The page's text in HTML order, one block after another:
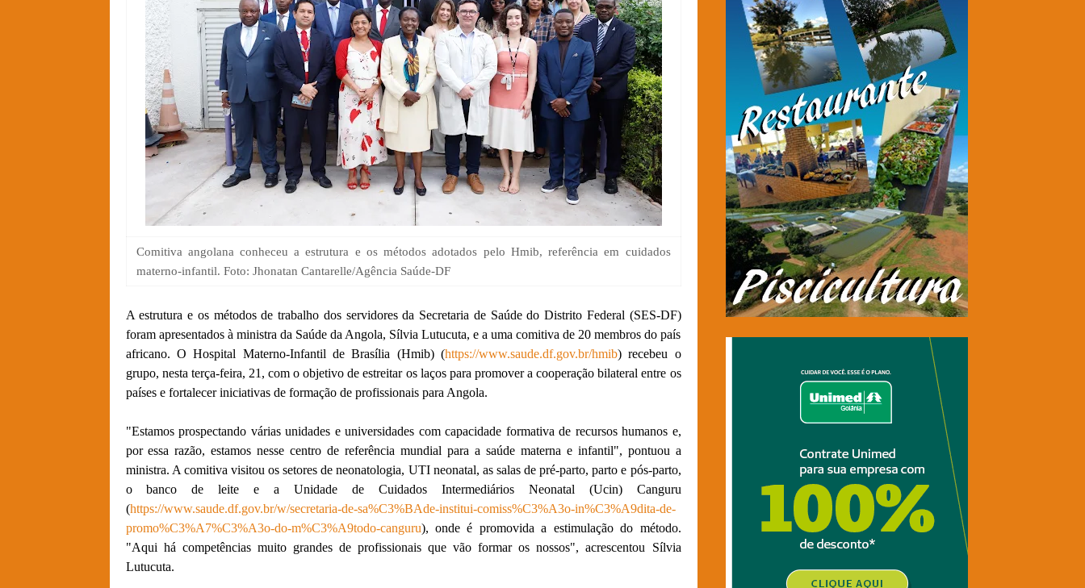
Comitiva angolana conheceu a estrutura e os métodos adotados pelo Hmib, referência em cuidados
materno-infantil. Foto: Jhonatan Cantarelle/Agência Saúde-DF
A estrutura e os métodos de trabalho dos servidores da Secretaria de Saúde do Distrito Federal (SES-DF)
foram apresentados à ministra da Saúde da Angola, Sílvia Lutucuta, e a uma comitiva de 20 membros do país
africano. O Hospital Materno-Infantil de Brasília (Hmib) (https://www.saude.df.gov.br/hmib) recebeu o
grupo, nesta terça-feira, 21, com o objetivo de estreitar os laços para promover a cooperação bilateral entre os
países e fortalecer iniciativas de formação de profissionais para Angola.
"Estamos prospectando várias unidades e universidades com capacidade formativa de recursos humanos e,
por essa razão, estamos nesse centro de referência mundial para a saúde materna e infantil", pontuou a
ministra. A comitiva visitou os setores de neonatologia, UTI neonatal, as salas de pré-parto, parto e pós-parto,
o banco de leite e a Unidade de Cuidados Intermediários Neonatal (Ucin) Canguru
(https://www.saude.df.gov.br/w/secretaria-de-sa%C3%BAde-institui-comiss%C3%A3o-in%C3%A9dita-de-
promo%C3%A7%C3%A3o-do-m%C3%A9todo-canguru), onde é promovida a estimulação do método.
"Aqui há competências muito grandes de profissionais que vão formar os nossos", acrescentou Sílvia
Lutucuta.